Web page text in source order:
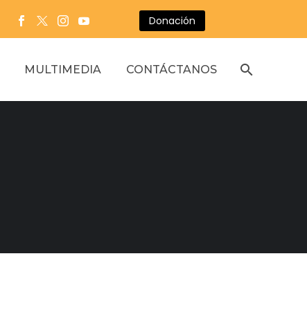
Donación
MULTIMEDIA CONTÁCTANOS